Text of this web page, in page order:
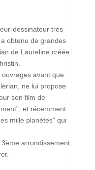
dessinateur très
obtenu de grandes
de Laureline créée
ouvrages avant que
ne lui propose
son film de
et récemment
mille planètes” qui
arrondissement,